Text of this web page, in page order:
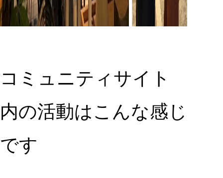
コミュニティサイト
内の活動はこんな感じ
です